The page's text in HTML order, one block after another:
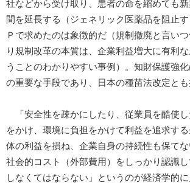
社などから受け取り、患者の命を縮めても
間を延長する（ジェネリック医薬品を阻止
Ｐで求めたのは象徴的だ（規制撤廃と言い
り規制改革の本質は、企業利益増大に有利
うことのわかりやすい事例）。知財保護強
の重要な手段であり、日本の種苗法改定とも
「安全性を疎かにしたり、従業員を酷使
をかけ、環境に負担をかけて利益を追求す
体の利益を損ね、企業自身の持続性も保て
社会的コスト（外部費用）をしっかり認識
しなくてはならない」というのが経済学的